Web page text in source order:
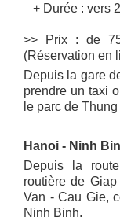
+ Durée : vers
>> Prix : de
(Réservation en
Depuis la gare
prendre un taxi
le parc de
Hanoi - Ninh
Depuis la
routière de
Van - Cau Gie,
Ninh Binh.